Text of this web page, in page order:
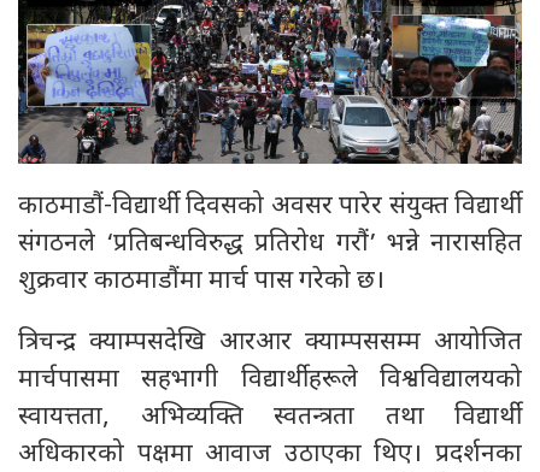
काठमाडौं-विद्यार्थी दिवसको अवसर पारेर संयुक्त विद्यार्थी
संगठनले ‘प्रतिबन्धविरुद्ध प्रतिरोध गरौं’ भन्ने नारासहित
शुक्रवार काठमाडौंमा मार्च पास गरेको छ।
त्रिचन्द्र क्याम्पसदेखि आरआर क्याम्पससम्म आयोजित
मार्चपासमा सहभागी विद्यार्थीहरूले विश्वविद्यालयको
स्वायत्तता, अभिव्यक्ति स्वतन्त्रता तथा विद्यार्थी
अधिकारको पक्षमा आवाज उठाएका थिए। प्रदर्शनका